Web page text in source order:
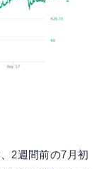
2週間前の7月初